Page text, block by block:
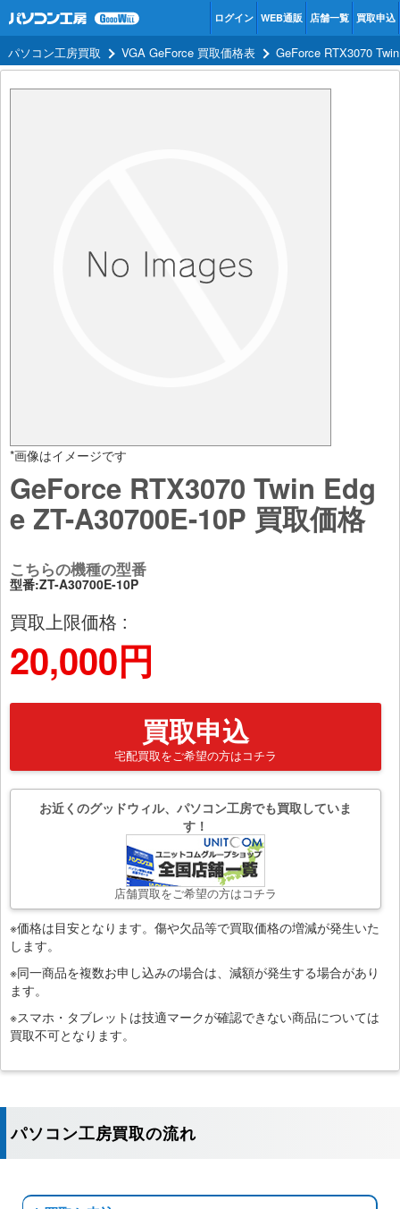
ログイン WEB通販 店舗一覧 買取申込
パソコン工房買取 VGA GeForce 買取価格表 GeForce RTX3070
*画像はイメージです
GeForce RTX3070 Twin Edg
e ZT-A30700E-10P 買取価格
こちらの機種の型番
型番:ZT-A30700E-10P
買取上限価格 :
20,000円
買取申込
宅配買取をご希望の方はコチラ
お近くのグッドウィル、パソコン工房でも買取していま
す！
店舗買取をご希望の方はコチラ
※価格は目安となります。傷や欠品等で買取価格の増減が発生いた
します。
※同一商品を複数お申し込みの場合は、減額が発生する場合があり
ます。
※スマホ・タブレットは技適マークが確認できない商品については
買取不可となります。
パソコン工房買取の流れ